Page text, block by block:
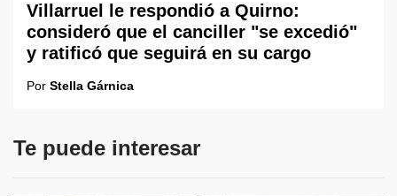
Villarruel le respondió a Quirno:
consideró que el canciller "se excedió"
y ratificó que seguirá en su cargo
Por Stella Gárnica
Te puede interesar